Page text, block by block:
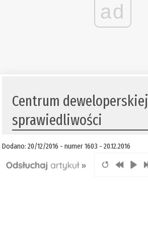
ad
​Centrum deweloperskiej
sprawiedliwości
Dodano: 20/12/2016 - numer 1603 - 20.12.2016